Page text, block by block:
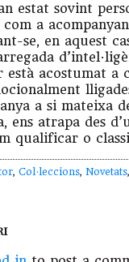
estat sovint
a
se, en aquest
està acostumat a
a si mateixa
ens atrapa des
qualificar o
,Col·leccions,Novetats